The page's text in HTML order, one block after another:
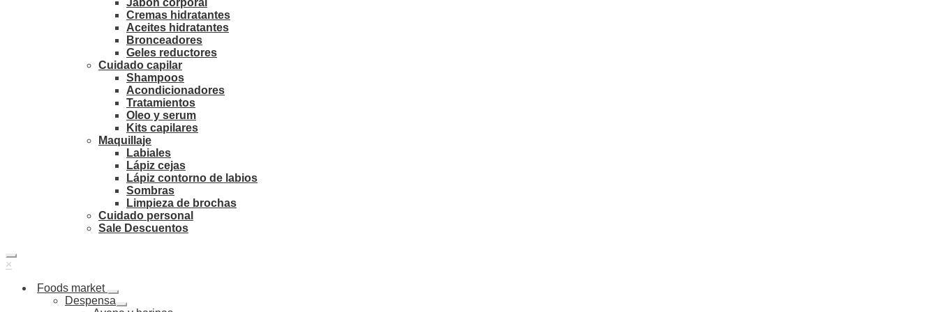
Jabón corporal
Cremas hidratantes
Aceites hidratantes
Bronceadores
Geles reductores
Cuidado capilar
Shampoos
Acondicionadores
Tratamientos
Oleo y serum
Kits capilares
Maquillaje
Labiales
Lápiz cejas
Lápiz contorno de labios
Sombras
Limpieza de brochas
Cuidado personal
Sale Descuentos
×
Foods market
Despensa